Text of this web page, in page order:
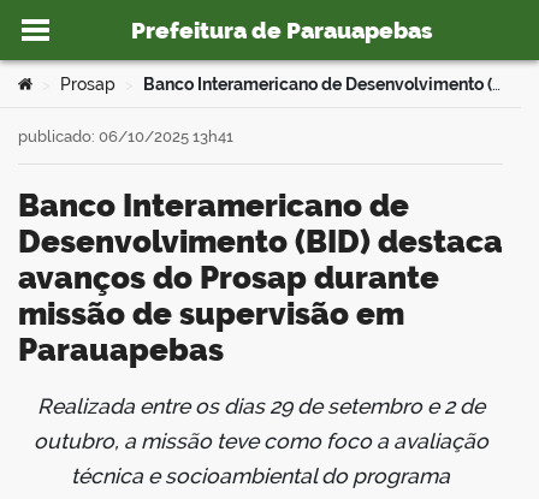
Ir para o conteúdo
Prefeitura de Parauapebas
portal
Você está aqui:
Prosap Banco Interamericano de Desenvolvimento (BID) destaca avanços do Prosap durante missão de supervisão em Parauapebas
Banco Interamericano de
Desenvolvimento (BID) destaca
avanços do Prosap durante
missão de supervisão em
Parauapebas
publicado: 06/10/2025 13h41
Realizada entre os dias 29 de setembro e 2 de
outubro, a missão teve como foco a avaliação
técnica e socioambiental do programa